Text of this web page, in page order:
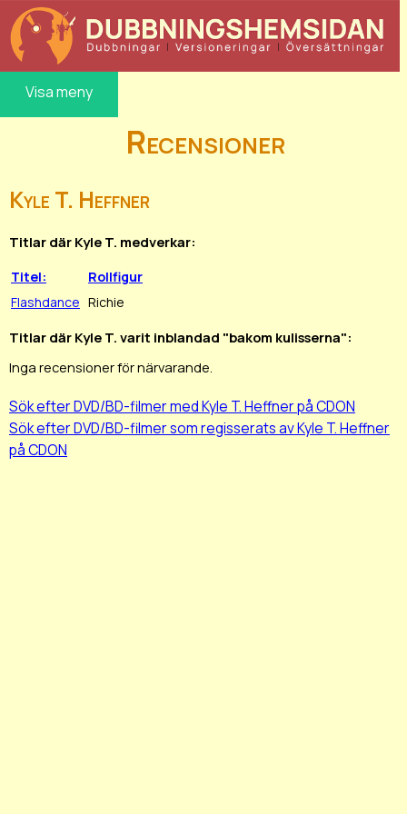
Visa meny
Recensioner
Kyle T. Heffner
Titlar där Kyle T. medverkar:
Titel:
Rollfigur
Flashdance Richie
Titlar där Kyle T. varit inblandad "bakom kulisserna":
Inga recensioner för närvarande.
Sök efter DVD/BD-filmer med Kyle T. Heffner på CDON
Sök efter DVD/BD-filmer som regisserats av Kyle T. Heffner
på CDON